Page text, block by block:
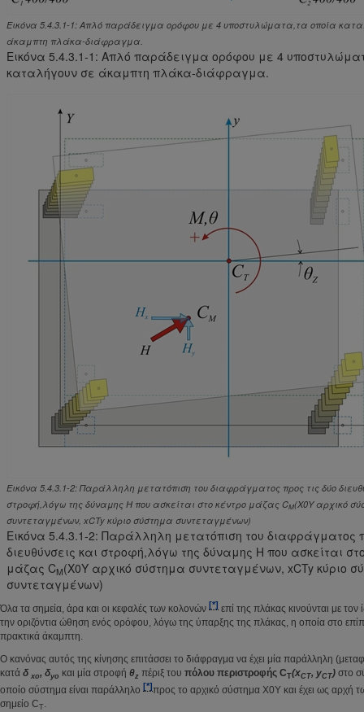
Εικόνα 5.4.3.1-1: Απλό παράδειγμα ορόφου με 4 υποστυλώματα,τα οποία
άκαμπτη πλάκα-διάφραγμα.
Εικόνα 5.4.3.1-1: Απλό παράδειγμα ορόφου με 4
καταλήγουν σε άκαμπτη πλάκα-διάφραγμα.
Εικόνα 5.4.3.1-2: Παράλληλη μετατόπιση του διαφράγματος προς τις δύο
στροφή,λόγω της δύναμης Η που ασκείται στο κέντρο μάζας CM(Χ0Υ αρχικό
συντεταγμένων, xCTy κύριο σύστημα συντεταγμένων)
Εικόνα 5.4.3.1-2: Παράλληλη μετατόπιση του διαφράγματος
διευθύνσεις και στροφή,λόγω της δύναμης Η που ασκείται
μάζας CM(Χ0Υ αρχικό σύστημα συντεταγμένων, xCTy κύριο
συντεταγμένων)
Όλα τα σημεία, άρα και οι κεφαλές των κολονών [*] επί της πλάκας κινούνται με τον
την οριζόντια ώθηση ενός ορόφου, λόγω της ύπαρξης της πλάκας, η οποία στο
πρακτικά άκαμπτη.
Ο κανόνας αυτός της κίνησης επιτάσσει το διάφραγμα να έχει μία παράλληλη
κατά δ xo, δyo και μία στροφή θz πέριξ του πόλου περιστροφής CT(xCT, yCT) στο
οποίο σύστημα είναι παράλληλο [*]προς το αρχικό σύστημα X0Y και έχει ως αρχή
σημείο CT .